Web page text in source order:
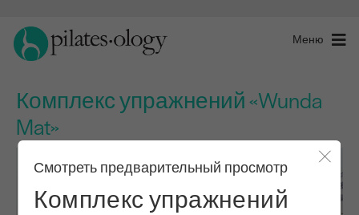
Меню
Комплекс упражнений «Wunda
Mat»
Смотреть предварительный просмотр
Комплекс упражнений